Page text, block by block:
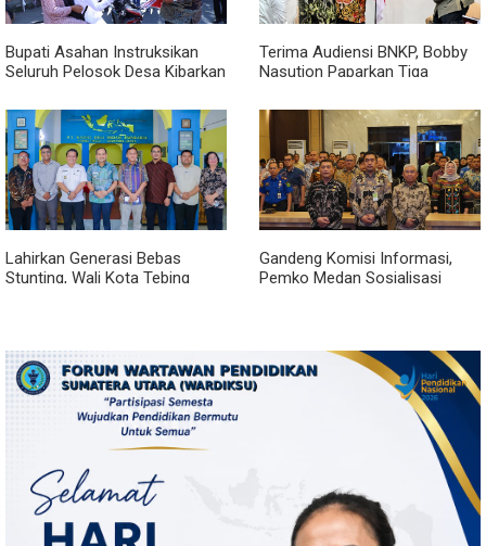
Bupati Asahan Instruksikan
Seluruh Pelosok Desa Kibarkan
Terima Audiensi BNKP, Bobby
Nasution Paparkan Tiga
Kepulauan Nias
Lahirkan Generasi Bebas
Stunting, Wali Kota Tebing
Gandeng Komisi Informasi,
Pemko Medan Sosialisasi